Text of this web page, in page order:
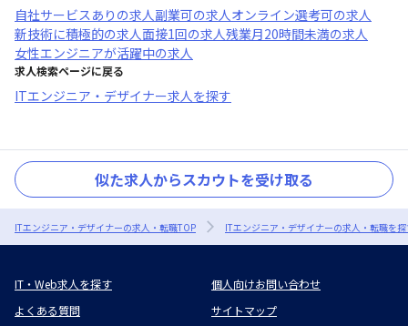
自社サービスあり の求人副業可の求人オンライン選考可の求人
新技術に積極的の求人面接1回の求人残業月20時間未満の求人
女性エンジニアが活躍中の求人
求人検索ページに戻る
ITエンジニア・デザイナー求人を探す
似た求人からスカウトを受け取る
ITエンジニア・デザイナーの求人・転職TOP ITエンジニア・デザイナーの求人・転職を
IT・Web求人を探す
個人向けお問い合わせ
よくある質問
サイトマップ